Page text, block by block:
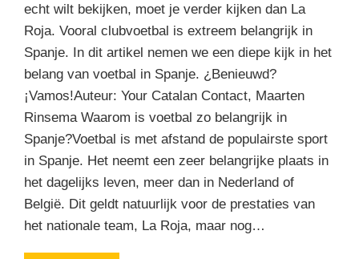
echt wilt bekijken, moet je verder kijken dan La
Roja. Vooral clubvoetbal is extreem belangrijk in
Spanje. In dit artikel nemen we een diepe kijk in het
belang van voetbal in Spanje. ¿Benieuwd?
¡Vamos!Auteur: Your Catalan Contact, Maarten
Rinsema Waarom is voetbal zo belangrijk in
Spanje?Voetbal is met afstand de populairste sport
in Spanje. Het neemt een zeer belangrijke plaats in
het dagelijks leven, meer dan in Nederland of
België. Dit geldt natuurlijk voor de prestaties van
het nationale team, La Roja, maar nog…